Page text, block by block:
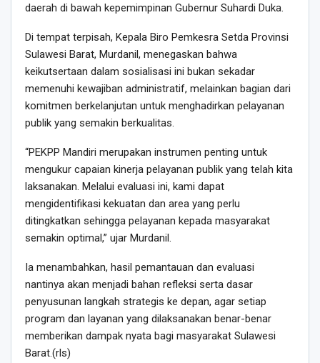
daerah di bawah kepemimpinan Gubernur Suhardi Duka.
Di tempat terpisah, Kepala Biro Pemkesra Setda Provinsi
Sulawesi Barat, Murdanil, menegaskan bahwa
keikutsertaan dalam sosialisasi ini bukan sekadar
memenuhi kewajiban administratif, melainkan bagian dari
komitmen berkelanjutan untuk menghadirkan pelayanan
publik yang semakin berkualitas.
“PEKPP Mandiri merupakan instrumen penting untuk
mengukur capaian kinerja pelayanan publik yang telah kita
laksanakan. Melalui evaluasi ini, kami dapat
mengidentifikasi kekuatan dan area yang perlu
ditingkatkan sehingga pelayanan kepada masyarakat
semakin optimal,” ujar Murdanil.
Ia menambahkan, hasil pemantauan dan evaluasi
nantinya akan menjadi bahan refleksi serta dasar
penyusunan langkah strategis ke depan, agar setiap
program dan layanan yang dilaksanakan benar-benar
memberikan dampak nyata bagi masyarakat Sulawesi
Barat.(rls)